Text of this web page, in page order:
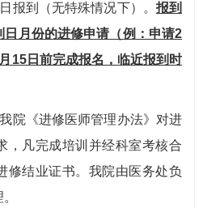
到（无特殊情况下）。 报到
日月份的进修申请（例：申请2
15日前完成报名，临近报到时
《进修医师管理办法》对进
，凡完成培训并经科室考核合
修结业证书。我院由医务处负